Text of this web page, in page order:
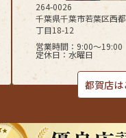
264-0026
千葉県千葉市若葉区西
丁目18-12
営業時間：9:00〜19:00
定休日：水曜日
都賀店は